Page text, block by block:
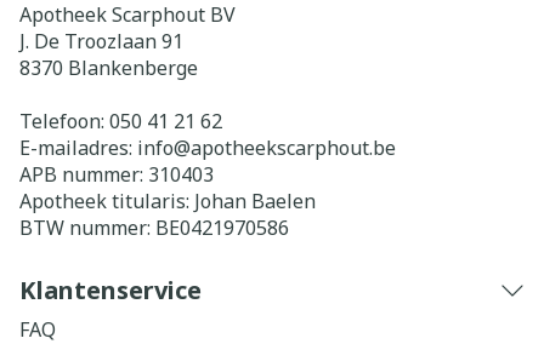
Apotheek Scarphout BV
J. De Troozlaan 91
8370 Blankenberge
Telefoon: 050 41 21 62
E-mailadres: info@apotheekscarphout.be
APB nummer: 310403
Apotheek titularis: Johan Baelen
BTW nummer: BE0421970586
Klantenservice
FAQ